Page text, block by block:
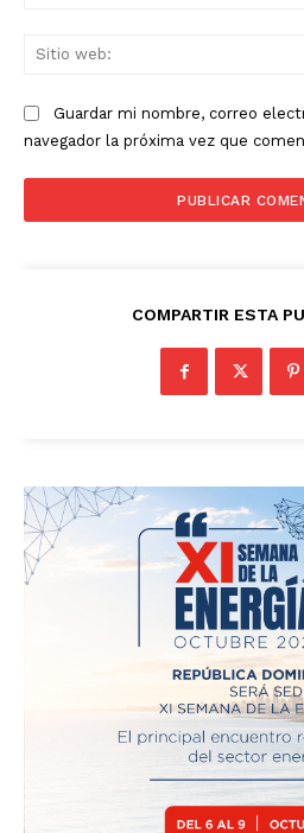
Guardar mi nombre, correo
navegador la próxima vez que
COMPARTIR ESTA